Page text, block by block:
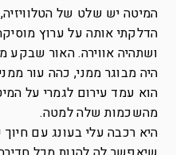
המיטה יש שלט של
הדלקתי אותה על ערוץ
ושתהיה אווירה. האור שבקע
היה מבוגר ממני, כהה עור
הוא עמד עירום לגמרי על
מהשכמות שלה למטה.
היא רכבה עלי בעונג עם